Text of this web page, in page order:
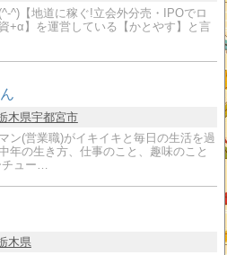
^)【地道に稼ぐ!立会外分売・IPOでロ
+α】を運営している【かとやす】と言
木県宇都宮市
ン(営業職)がイキイキと毎日の生活を過
年の生き方、仕事のこと、趣味のこと
チュー…
木県